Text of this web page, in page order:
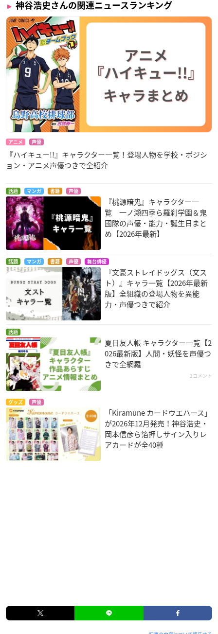
神谷浩史さんの関連ニュースランキング
アニメ 声優
『ハイキュー!!』キャラクター一覧！登場人物を学校・ポジシ
ョン・アニメ声優つきで全紹介
話題 マンガ 書籍 声優
『桃源暗鬼』キャラクター一
覧 一ノ瀬四季ら羅刹学園＆鬼
國隊の声優・能力・誕生日まと
め【2026年最新】
話題 マンガ 書籍 声優 舞台俳優
『文豪ストレイドッグス（文ス
ト）』キャラ一覧【2026年最新
版】全組織の登場人物を異能
力・声優つきで紹介
話題
夏目友人帳 キャラクター一覧【2
026最新版】人間・妖怪を声優つ
きで全網羅
2コメント
グッズ 声優
「Kiramune カードウエハース」
が2026年12月発売！神谷浩史・
岡本信彦ら箔押しサイン入りレ
アカードが全40種